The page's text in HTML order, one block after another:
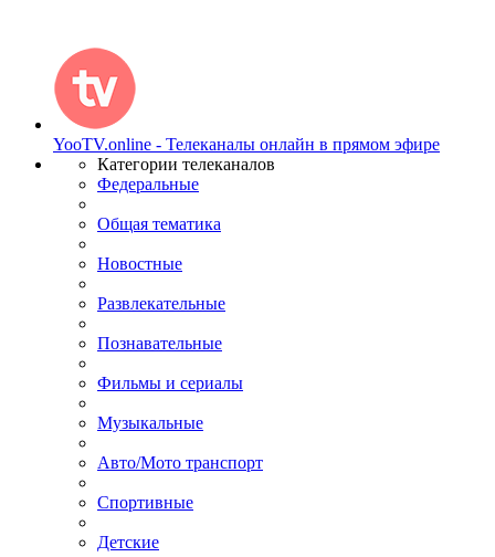
YooTV.online - Телеканалы онлайн в прямом эфире
Категории телеканалов
Федеральные
Общая тематика
Новостные
Развлекательные
Познавательные
Фильмы и сериалы
Музыкальные
Авто/Мото транспорт
Спортивные
Детские